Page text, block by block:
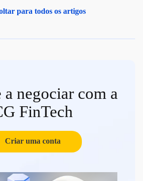
para todos os artigos
a negociar com a
FinTech
Criar uma conta